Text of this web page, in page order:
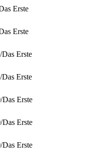
Erste
Erste
/Das Erste
/Das Erste
/Das Erste
/Das Erste
/Das Erste